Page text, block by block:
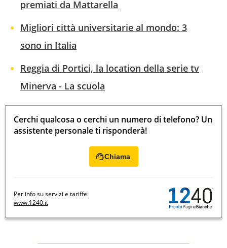
premiati da Mattarella
Migliori città universitarie al mondo: 3
sono in Italia
Reggia di Portici, la location della serie tv
Minerva - La scuola
Cerchi qualcosa o cerchi un numero di telefono? Un
assistente personale ti risponderà!
Chiama
Per info su servizi e tariffe:
www.1240.it